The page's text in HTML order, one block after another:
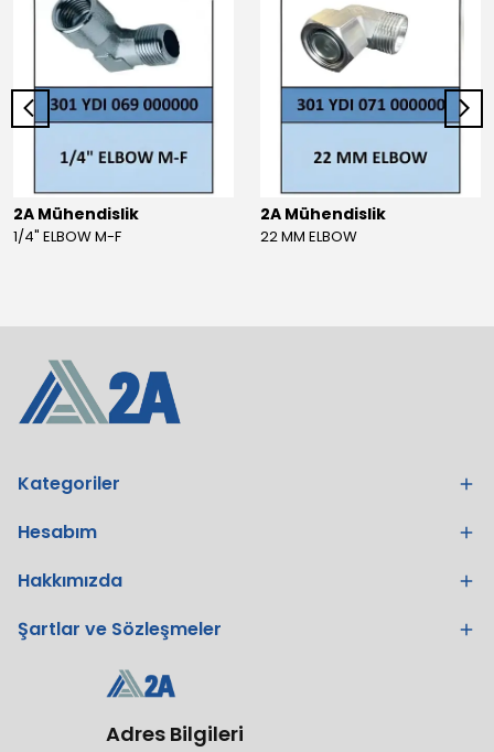
2A Mühendislik
1/4" ELBOW M-F
2A Mühendislik
22 MM ELBOW
Kategoriler
Hesabım
Hakkımızda
Şartlar ve Sözleşmeler
Adres Bilgileri